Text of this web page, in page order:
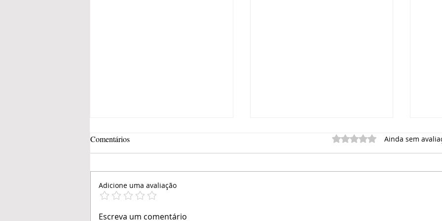
Até quando um BOM
Comentários Avaliado com 0 de 5
Ainda sem
Adicione uma avaliação
Escreva um comentário